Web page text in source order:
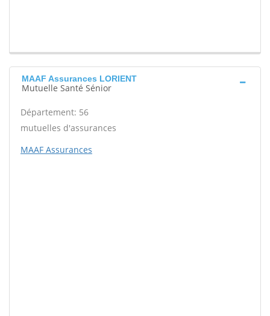
MAAF Assurances LORIENT
Mutuelle Santé Sénior
Département: 56
mutuelles d'assurances
MAAF Assurances